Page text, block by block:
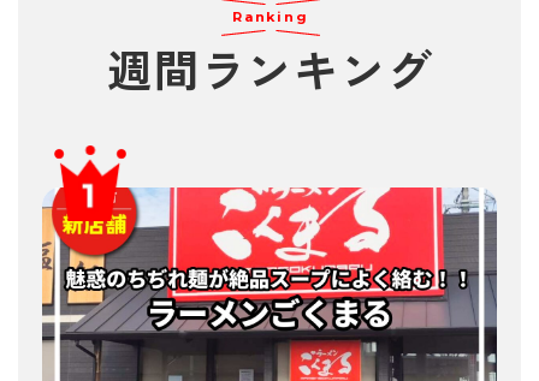
Ranking
週間 ランキング